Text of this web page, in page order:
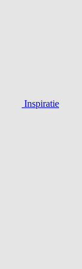
Inspiratie